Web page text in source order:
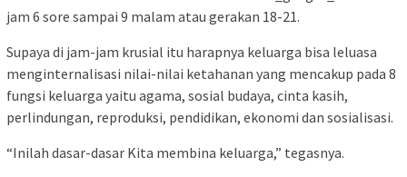
jam 6 sore sampai 9 malam atau gerakan 18-21.
Supaya di jam-jam krusial itu harapnya keluarga bisa leluasa
menginternalisasi nilai-nilai ketahanan yang mencakup pada 8
fungsi keluarga yaitu agama, sosial budaya, cinta kasih,
perlindungan, reproduksi, pendidikan, ekonomi dan sosialisasi.
“Inilah dasar-dasar Kita membina keluarga,” tegasnya.